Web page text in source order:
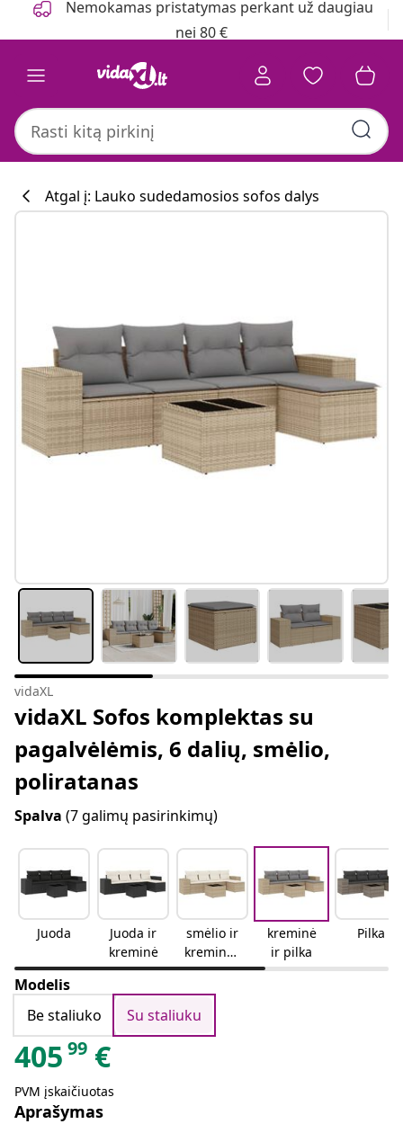
Nemokamas pristatymas perkant už daugiau
nei 80 €
Atgal į: Lauko sudedamosios sofos dalys
vidaXL
vidaXL Sofos komplektas su
pagalvėlėmis, 6 dalių, smėlio,
poliratanas
Spalva (7 galimų pasirinkimų)
Juoda
Juoda ir
kreminė
smėlio ir
kreminės
spalvos
kreminė
ir pilka
Pilka
Modelis
Be staliuko
Su staliuku
405 99 €
PVM įskaičiuotas
Aprašymas